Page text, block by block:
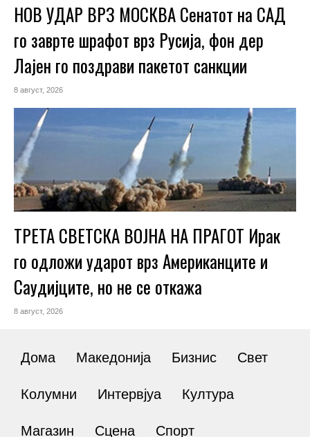
НОВ УДАР ВРЗ МОСКВА Сенатот на САД
го заврте шрафот врз Русија, фон дер
Лајен го поздрави пакетот санкции
8 август, 2026
ТРЕТА СВЕТСКА ВОЈНА НА ПРАГОТ Ирак
го одложи ударот врз Американците и
Саудијците, но не се откажа
8 август, 2026
Дома Македонија Бизнис Свет
Колумни Интервјуа Култура
Магазин Сцена Спорт